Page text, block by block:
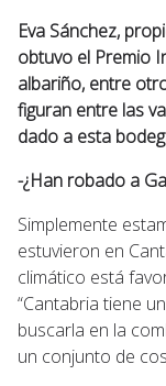
Eva Sánchez,
obtuvo el Premio
albariño, entre
figuran entre las
dado a esta
-¿Han robado a
Simplemente
estuvieron en
climático está
“Cantabria tiene
buscarla en la
un conjunto de